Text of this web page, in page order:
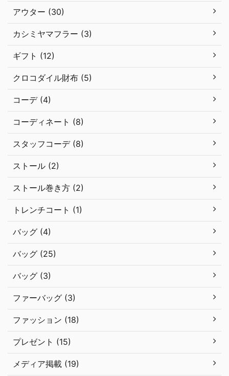
アウター (30)
カシミヤマフラー (3)
ギフト (12)
クロコダイル財布 (5)
コーデ (4)
コーディネート (8)
スタッフコーデ (8)
ストール (2)
ストール巻き方 (2)
トレンチコート (1)
バッグ (4)
バッグ (25)
バッグ (3)
ファーバッグ (3)
ファッション (18)
プレゼント (15)
メディア掲載 (19)